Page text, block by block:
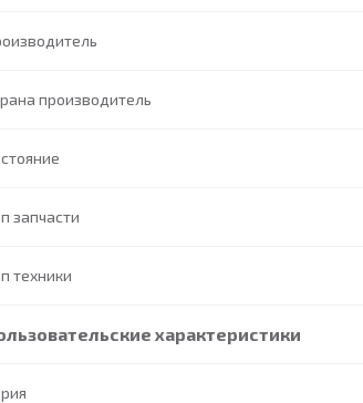
производитель
запчасти
техники
характеристики